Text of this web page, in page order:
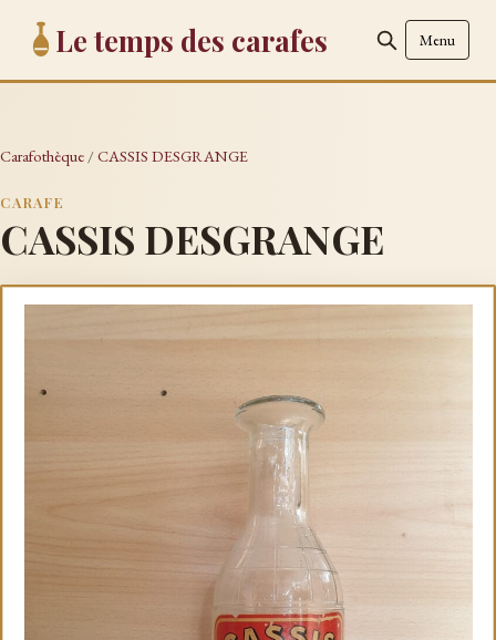
Le temps des carafes Menu
Carafothèque /CASSIS DESGRANGE
CARAFE
CASSIS DESGRANGE